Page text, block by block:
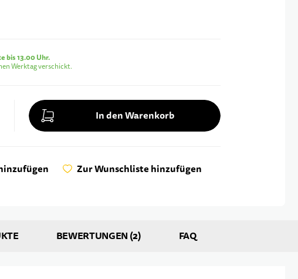
bis 13.00 Uhr.
Werktag verschickt.
In den Warenkorb
Zur Wunschliste hinzufügen
BEWERTUNGEN 2 FAQ